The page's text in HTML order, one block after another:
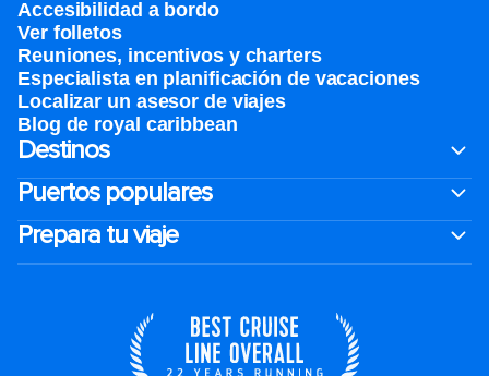
Accesibilidad a bordo
Ver folletos
Reuniones, incentivos y charters​
Especialista en planificación de vacaciones
Localizar un asesor de viajes
Blog de royal caribbean
Destinos
Puertos populares
Prepara tu viaje